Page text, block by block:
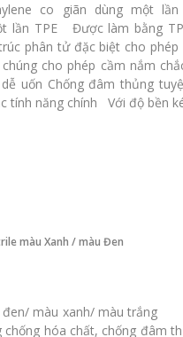
co giãn dùng một
lần TPE Được làm bằng
phân tử đặc biệt cho phép
cho phép cầm nắm
uốn Chống đâm thủng
tính năng chính Với độ bền
màu Xanh / màu Đen
đen/ màu xanh/ màu trắng
hóa chất, chống đâm